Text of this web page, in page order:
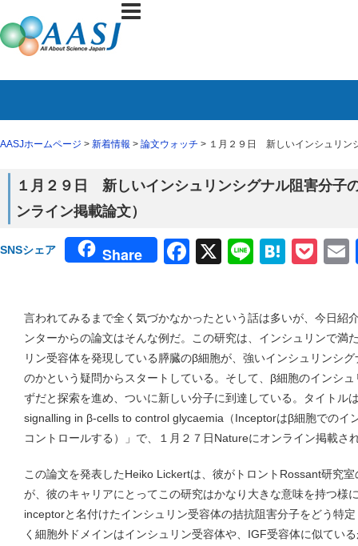
AASJホームページ > 新着情報 > 論文ウォッチ > １月２９日 新しいインシュリン
１月２９日 新しいインシュリンシグナル阻害分子
ンライン掲載論文）
SNSシェア Share Facebook
X Line
言われてみるまで全く気づかなかったという話は多いが、今日紹
ンターからの論文はそんな例だ。この研究は、インシュリンで満
リン受容体を発現している膵臓のβ細胞が、強いインシュリンシ
のかという疑問からスタートしている。そして、β細胞のインシ
ずだと探索を進め、ついに新しい分子に到達している。タイトル
signalling in β-cells to control glycaemia（Inceptorはβ細胞でのイ
コントロールする）」で、１月２７日Natureにオンライン掲載さ
この論文を発表したHeiko Lickertは、彼がトロントRossant研究
が、彼のキャリアにとってこの研究はかなり大きな意味を持つ様
inceptorと名付けたインシュリン受容体の拮抗阻害分子をどう特
く細胞外ドメインはインシュリン受容体や、IGF受容体に似てい